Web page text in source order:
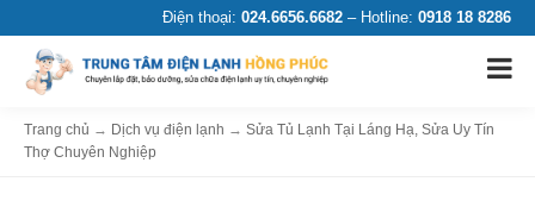
Điện thoại: 024.6656.6682 – Hotline: 0918 18 8286
Trang chủ → Dịch vụ điện lạnh → Sửa Tủ Lạnh Tại Láng Hạ, Sửa Uy Tín
Thợ Chuyên Nghiệp